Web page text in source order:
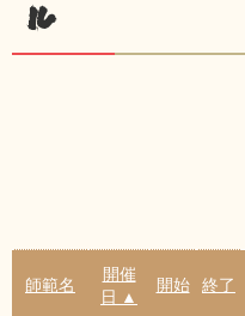
ル
師範名
開催
日 ▲
開始 終了